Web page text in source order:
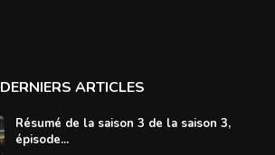
DERNIERS ARTICLES
Résumé de la saison 3 de la saison 3,
épisode...